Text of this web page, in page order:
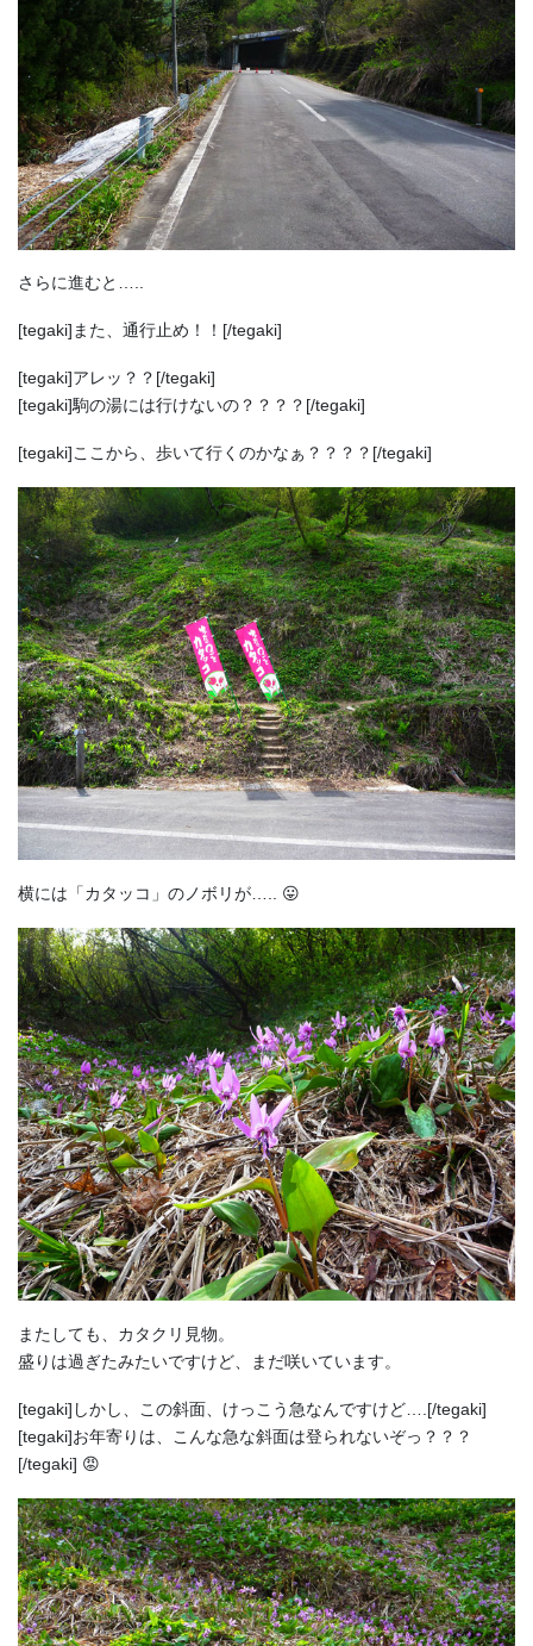
さらに進むと…..
[tegaki]また、通行止め！！[/tegaki]
[tegaki]アレッ？？[/tegaki]
[tegaki]駒の湯には行けないの？？？？[/tegaki]
[tegaki]ここから、歩いて行くのかなぁ？？？？[/tegaki]
横には「カタッコ」のノボリが….. 😛
またしても、カタクリ見物。
盛りは過ぎたみたいですけど、まだ咲いています。
[tegaki]しかし、この斜面、けっこう急なんですけど….[/tegaki]
[tegaki]お年寄りは、こんな急な斜面は登られないぞっ？？？
[/tegaki] 😡